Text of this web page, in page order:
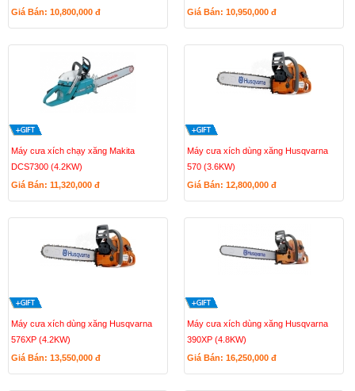
Giá Bán: 10,800,000 đ
Giá Bán: 10,950,000 đ
Máy cưa xích chạy xăng Makita
DCS7300 (4.2KW)
Giá Bán: 11,320,000 đ
Máy cưa xích dùng xăng Husqvarna
570 (3.6KW)
Giá Bán: 12,800,000 đ
Máy cưa xích dùng xăng Husqvarna
576XP (4.2KW)
Giá Bán: 13,550,000 đ
Máy cưa xích dùng xăng Husqvarna
390XP (4.8KW)
Giá Bán: 16,250,000 đ